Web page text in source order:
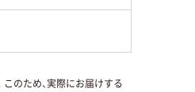
このため、実際にお届けする